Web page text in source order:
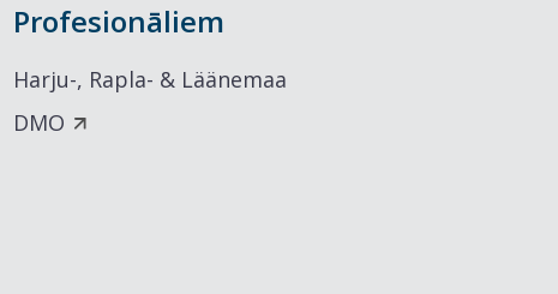
Profesionāliem
Harju-, Rapla- & Läänemaa
DMO